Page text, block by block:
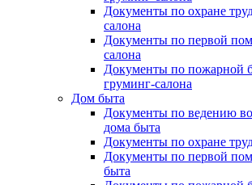
Документы по охране
салона
Документы по первой
салона
Документы по пожарной
груминг-салона
Дом быта
Документы по ведению
дома быта
Документы по охране
Документы по первой
быта